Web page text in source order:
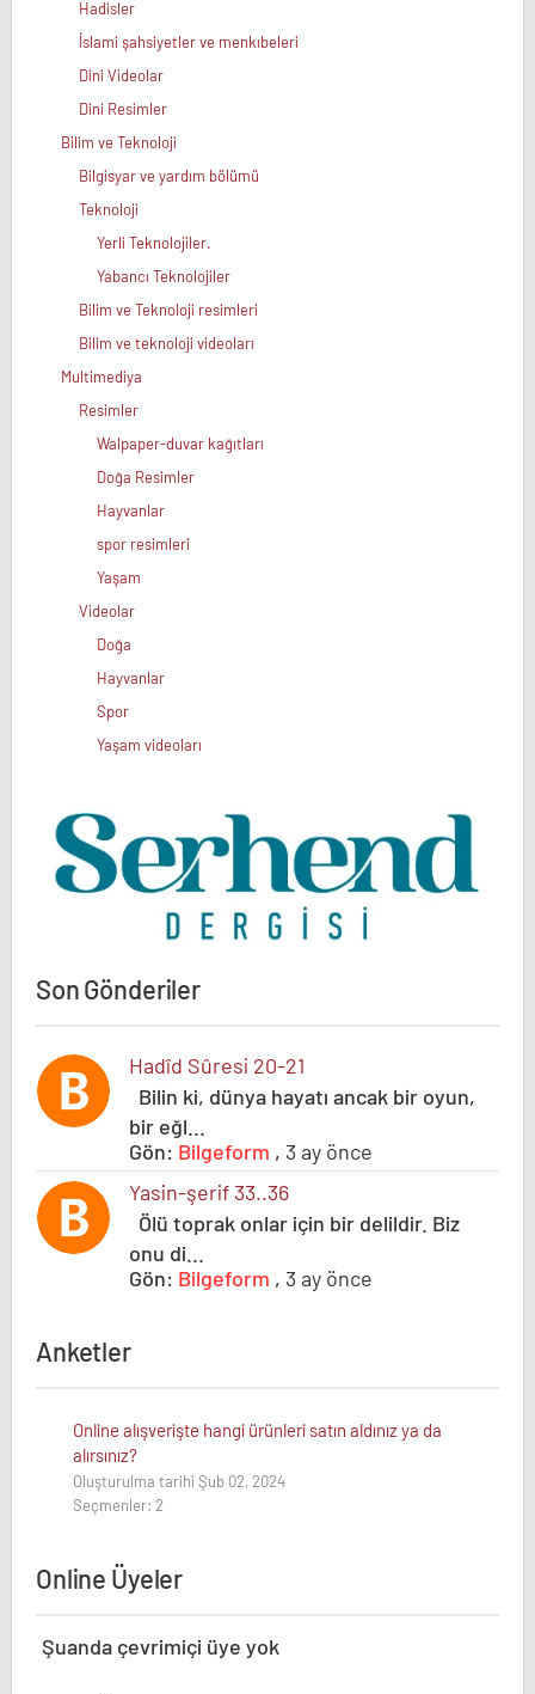
Hadisler
İslami şahsiyetler ve menkıbeleri
Dini Videolar
Dini Resimler
Bilim ve Teknoloji
Bilgisyar ve yardım bölümü
Teknoloji
Yerli Teknolojiler.
Yabancı Teknolojiler
Bilim ve Teknoloji resimleri
Bilim ve teknoloji videoları
Multimediya
Resimler
Walpaper-duvar kağıtları
Doğa Resimler
Hayvanlar
spor resimleri
Yaşam
Videolar
Doğa
Hayvanlar
Spor
Yaşam videoları
Son Gönderiler
Hadîd Sûresi 20-21
Bilin ki, dünya hayatı ancak bir oyun,
bir eğl...
Gön: Bilgeform , 3 ay önce
Yasin-şerif 33..36
Ölü toprak onlar için bir delildir. Biz
onu di...
Gön: Bilgeform , 3 ay önce
Anketler
Online alışverişte hangi ürünleri satın aldınız ya da
alırsınız?
Oluşturulma tarihi Şub 02, 2024
Seçmenler: 2
Online Üyeler
Şuanda çevrimiçi üye yok